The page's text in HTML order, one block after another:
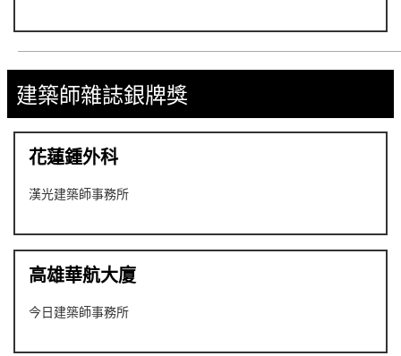
建築師雜誌銀牌獎
花蓮鍾外科
漢光建築師事務所
高雄華航大廈
今日建築師事務所